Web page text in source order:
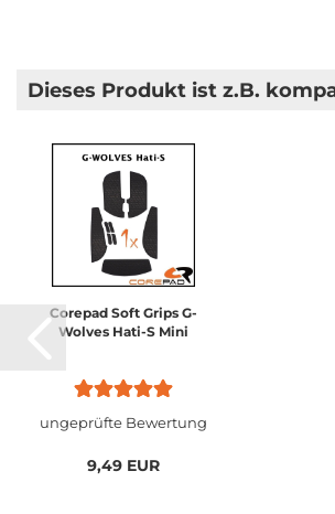
Dieses Produkt ist z.B.
Corepad Soft Grips G-
Wolves Hati-S Mini
ungeprüfte Bewertung
9,49 EUR